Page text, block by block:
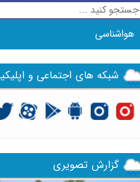
هواشناسی
شبکه های اجتماعی و
گزارش تصویری